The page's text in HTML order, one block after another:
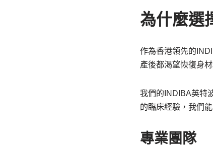
為什麼選
作為香港領先的
產後都渴望恢復身
我們的INDIBA英特
的臨床經驗，我們
專業團隊